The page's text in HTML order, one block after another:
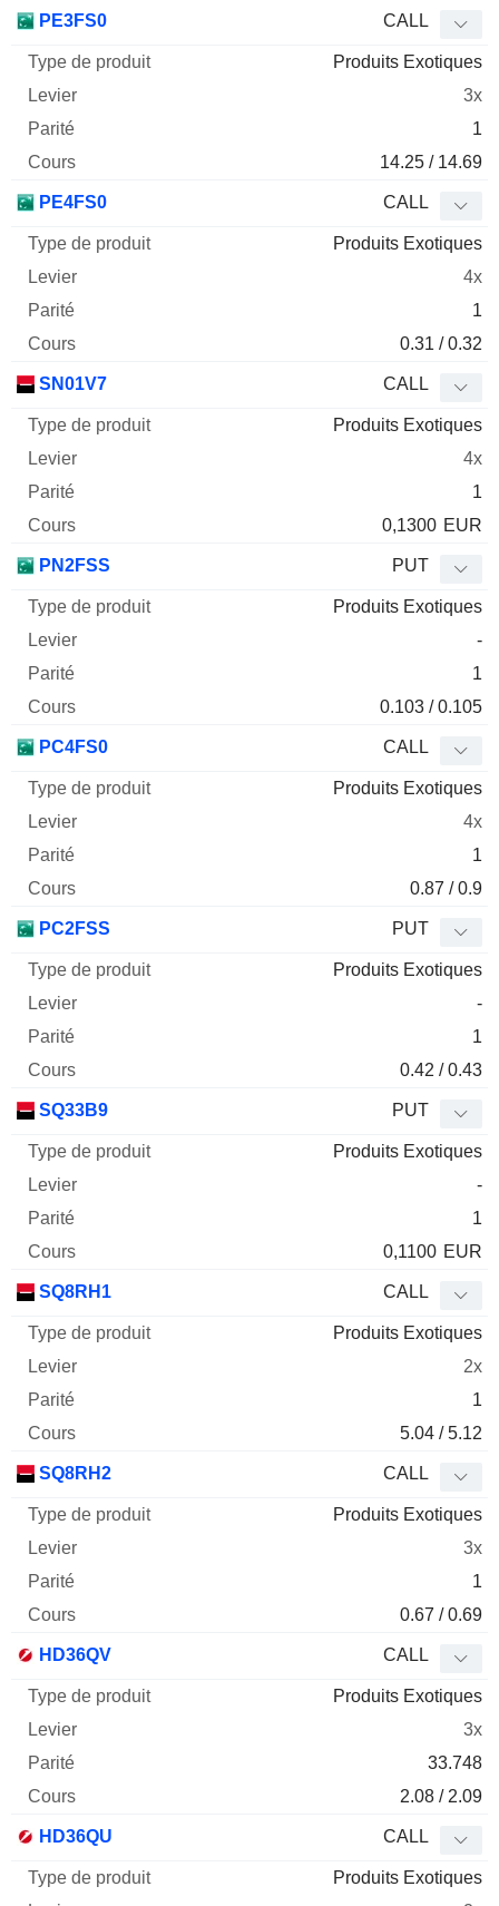
PE3FS0 CALL
Produits Exotiques
3x
1
14.25 / 14.69
PE4FS0 CALL
Produits Exotiques
4x
1
0.31 / 0.32
SN01V7 CALL
Produits Exotiques
4x
1
0,1300 EUR
PN2FSS PUT
Produits Exotiques
-
1
0.103 / 0.105
PC4FS0 CALL
Produits Exotiques
4x
1
0.87 / 0.9
PC2FSS PUT
Produits Exotiques
-
1
0.42 / 0.43
SQ33B9 PUT
Produits Exotiques
-
1
0,1100 EUR
SQ8RH1 CALL
Produits Exotiques
2x
1
5.04 / 5.12
SQ8RH2 CALL
Produits Exotiques
3x
1
0.67 / 0.69
HD36QV CALL
Produits Exotiques
3x
33.748
2.08 / 2.09
HD36QU CALL
Produits Exotiques